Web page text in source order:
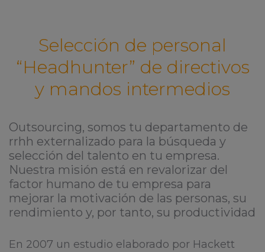
Selección de personal
“Headhunter” de directivos
y mandos intermedios
Outsourcing, somos tu departamento de
rrhh externalizado para la búsqueda y
selección del talento en tu empresa.
Nuestra misión está en revalorizar del
factor humano de tu empresa para
mejorar la motivación de las personas, su
rendimiento y, por tanto, su productividad
En 2007 un estudio elaborado por Hackett